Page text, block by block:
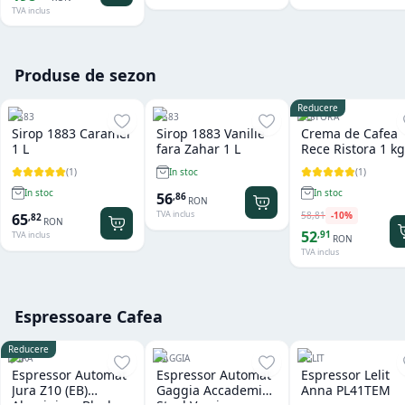
TVA inclus
Produse de sezon
1883
Sirop 1883 Caramel
1 L
(1)
In stoc
65,82 RON
TVA inclus
1883
Sirop 1883 Vanilie
fara Zahar 1 L
In stoc
56,86 RON
TVA inclus
Reducere
RISTORA
Crema de Cafea
Rece Ristora 1 kg
(1)
In stoc
58,81 -10%
52,91 RON
TVA inclus
Espressoare Cafea
Reducere
JURA
Espressor Automat
Jura Z10 (EB)
GAGGIA
Espressor Automat
Gaggia Accademia
LELIT
Espressor Lelit
Anna PL41TEM